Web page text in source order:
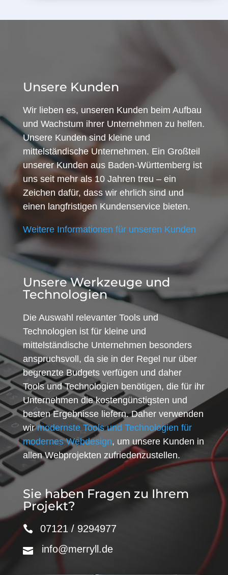
Unsere Kunden
Wir lieben es, unseren Kunden beim Aufbau
und Wachstum ihrer Unternehmen zu helfen.
Unsere Kunden sind kleine und
mittelständische Unternehmen. Ein Großteil
unserer Kunden aus Baden-Württemberg ist
uns seit mehr als 10 Jahren treu – ein
Zeichen dafür, dass wir ehrlich sind und
einen langfristigen Kundenservice bieten.
Weitere Informationen für unseren Kunden
Unsere Werkzeuge und
Technologien
Die Auswahl relevanter Tools und
Technologien ist für kleine und
mittelständische Unternehmen besonders
anspruchsvoll, da sie in der Regel nur über
begrenzte Budgets verfügen und daher
Tools und Technologien benötigen, die für ihr
Unternehmen die kostengünstigsten und
besten Ergebnisse liefern. Daher verwenden
wirmodernste Tools und Technologien für
modernes Webdesign, um unsere Kunden in
allen Webprojekten zufriedenzustellen.
Sie haben Fragen zu Ihrem
Projekt?
07121 / 9294977
info@merryll.de